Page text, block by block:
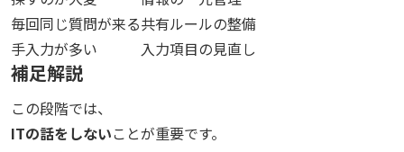
毎回同じ質問が来る共有ルールの整備
手入力が多い
入力項目の見直し
補足解説
この段階では、
ITの話をしないことが重要です。